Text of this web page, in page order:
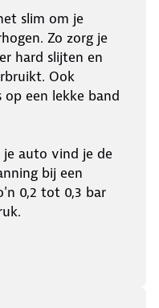
slim om je
Zo zorg je
hard slijten en
Ook
een lekke band
auto vind je de
bij een
0,2 tot 0,3 bar